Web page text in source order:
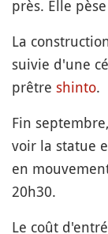
près. Elle
La
suivie d'une
prêtre shinto.
Fin
voir la statue
en
20h30.
Le coût